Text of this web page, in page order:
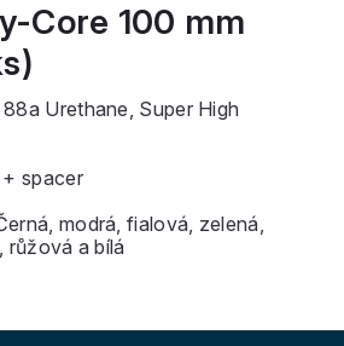
Core 100 mm
88a Urethane, Super High
spacer
modrá, fialová, zelená,
růžová a bílá